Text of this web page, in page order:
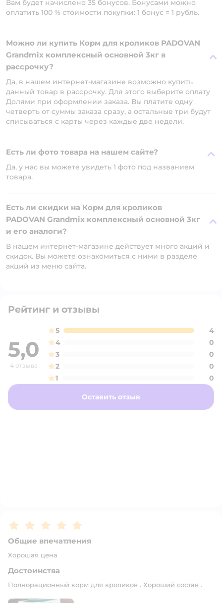
Вам будет начислено 35 бонусов. Бонусами можно
оплатить 100 % стоимости покупки: 1 бонус = 1 рубль.
Можно ли купить Корм для кроликов PADOVAN
Grandmix комплексный основной 3кг в
рассрочку?
Да, в нашем интернет-магазине возможно купить
данный товар в рассрочку. Для этого выберите оплату
Долями при оформлении заказа. Вы платите одну
четверть от суммы заказа сразу, а остальные три будут
списываться с карты через каждые две недели.
Есть ли фото товара на нашем сайте?
Да, у нас вы можете увидеть 1 фото под названием
товара.
Есть ли скидки на Корм для кроликов
PADOVAN Grandmix комплексный основной 3кг
и его аналоги?
В нашем интернет-магазине действует много акций и
скидок. Вы можете ознакомиться с ними в разделе
акций из меню сайта.
Рейтинг и отзывы
5,0
4 отзыва
5
4
4
0
3
0
2
0
1
0
Оставить отзыв
Рейтинг:5
Общие впечатления
Хорошая цена
Достоинства
Полнорационный корм для кроликов . Хороший состав .